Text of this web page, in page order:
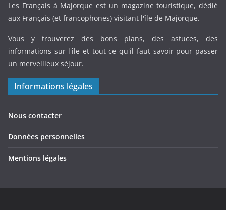
Les Français à Majorque est un magazine touristique, dédié
aux Français (et francophones) visitant l'île de Majorque.
Vous y trouverez des bons plans, des astuces, des
informations sur l'île et tout ce qu'il faut savoir pour passer
un merveilleux séjour.
Informations légales
Nous contacter
Données personnelles
Mentions légales